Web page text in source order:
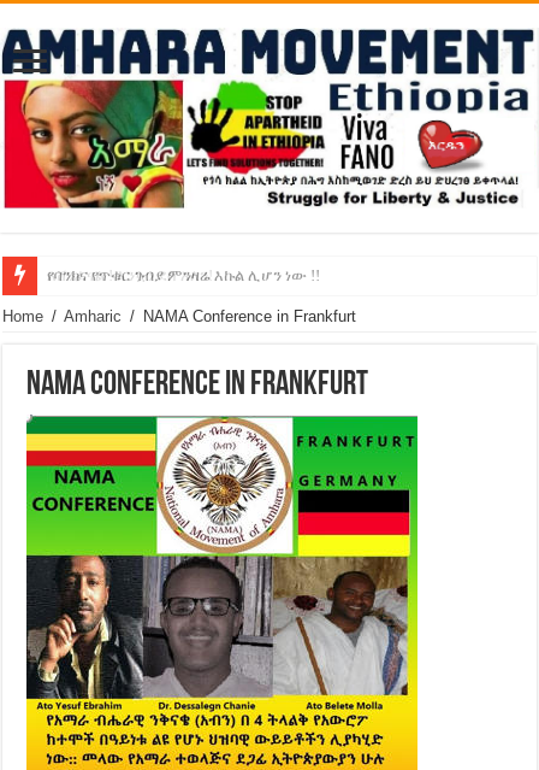
የባንክና የጥቁር ገብያ ምንዛሬ እኩል ሊሆን ነው !!
አሸንፈናል ! እንኳን ደስ አለን!
Home / Amharic / NAMA Conference in Frankfurt
NAMA Conference in Frankfurt